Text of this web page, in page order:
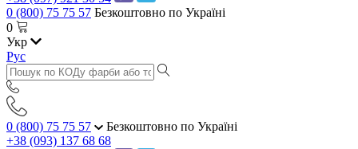
0 (800) 75 75 57 Безкоштовно по Україні
0
Укр
Рус
0 (800) 75 75 57
Безкоштовно по Україні
+38 (093) 137 68 68